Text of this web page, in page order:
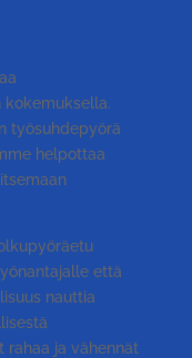
työsuhdepyörä
helpottaa
että
nauttia
rahaa ja vähennät